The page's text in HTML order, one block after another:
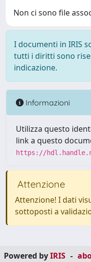
Non ci sono file
I documenti in IRIS
tutti i diritti sono
indicazione.
Informazioni
Utilizza questo
link a questo
https://
Attenzione
Attenzione! I dati
sottoposti a
Powered byIRIS -